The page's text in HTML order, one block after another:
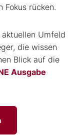
Fokus rücken.
Umfeld
die wissen
Blick auf die
Ausgabe